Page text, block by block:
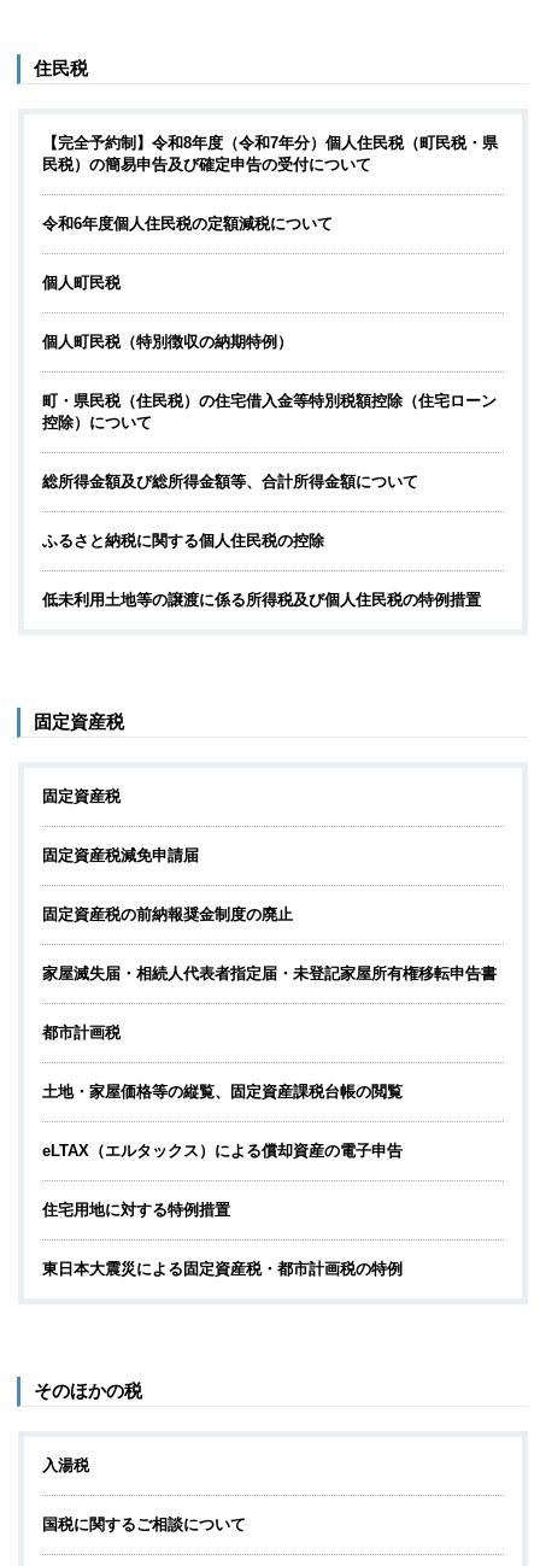
住民税
【完全予約制】令和8年度（令和7年分）個人住民税（町民税・県
民税）の簡易申告及び確定申告の受付について
令和6年度個人住民税の定額減税について
個人町民税
個人町民税（特別徴収の納期特例）
町・県民税（住民税）の住宅借入金等特別税額控除（住宅ローン
控除）について
総所得金額及び総所得金額等、合計所得金額について
ふるさと納税に関する個人住民税の控除
低未利用土地等の譲渡に係る所得税及び個人住民税の特例措置
固定資産税
固定資産税
固定資産税減免申請届
固定資産税の前納報奨金制度の廃止
家屋滅失届・相続人代表者指定届・未登記家屋所有権移転申告書
都市計画税
土地・家屋価格等の縦覧、固定資産課税台帳の閲覧
eLTAX（エルタックス）による償却資産の電子申告
住宅用地に対する特例措置
東日本大震災による固定資産税・都市計画税の特例
そのほかの税
入湯税
国税に関するご相談について